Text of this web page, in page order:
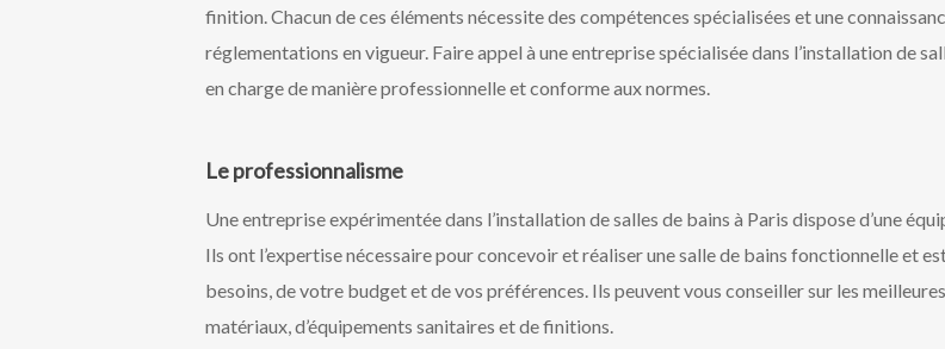
finition. Chacun de ces éléments nécessite des compétences spécialisées et une
réglementations en vigueur. Faire appel à une entreprise spécialisée dans l’installation de
en charge de manière professionnelle et conforme aux normes.
Le professionnalisme
Une entreprise expérimentée dans l’installation de salles de bains à Paris dispose d’une
Ils ont l’expertise nécessaire pour concevoir et réaliser une salle de bains fonctionnelle et
besoins, de votre budget et de vos préférences. Ils peuvent vous conseiller sur les
matériaux, d’équipements sanitaires et de finitions.